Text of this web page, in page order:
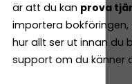
är att du kan prova
importera bokföringen,
hur allt ser ut innan du
support om du känner